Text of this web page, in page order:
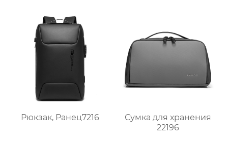
Рюкзак, Ранец7216
Сумка для хранения
22196